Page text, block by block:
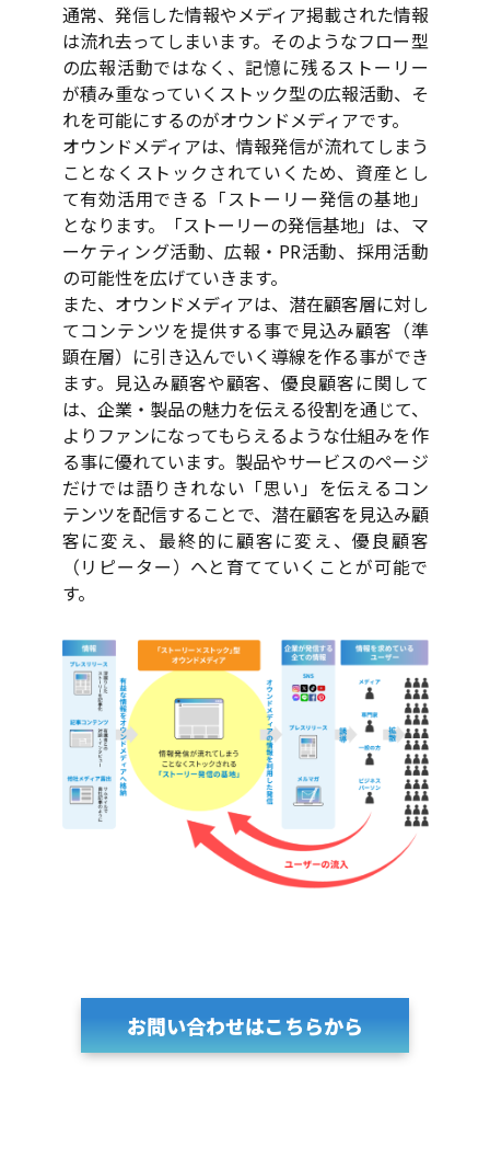
通常、発信した情報やメディア掲載された情報
は流れ去ってしまいます。そのようなフロー型
の広報活動ではなく、記憶に残るストーリー
が積み重なっていくストック型の広報活動、そ
れを可能にするのがオウンドメディアです。
オウンドメディアは、情報発信が流れてしまう
ことなくストックされていくため、資産とし
て有効活用できる「ストーリー発信の基地」
となります。「ストーリーの発信基地」は、マ
ーケティング活動、広報・PR活動、採用活動
の可能性を広げていきます。
また、オウンドメディアは、潜在顧客層に対し
てコンテンツを提供する事で見込み顧客（準
顕在層）に引き込んでいく導線を作る事ができ
ます。見込み顧客や顧客、優良顧客に関して
は、企業・製品の魅力を伝える役割を通じて、
よりファンになってもらえるような仕組みを作
る事に優れています。製品やサービスのページ
だけでは語りきれない「思い」を伝えるコン
テンツを配信することで、潜在顧客を見込み顧
客に変え、最終的に顧客に変え、優良顧客
（リピーター）へと育てていくことが可能で
す。
お問い合わせはこちらから